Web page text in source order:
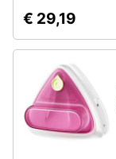
cd
dvd
Festività
e
ricorrenze
tutti
Elettrodomestici
incasso
Lavastoviglie
€ 29,19